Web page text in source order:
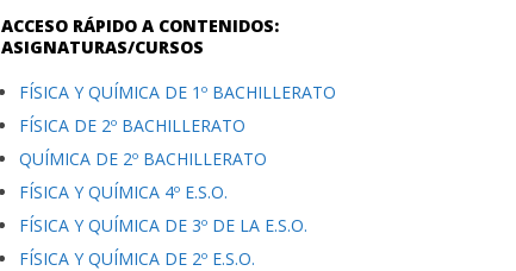
ACCESO RÁPIDO A CONTENIDOS:
ASIGNATURAS/CURSOS
FÍSICA Y QUÍMICA DE 1º BACHILLERATO
FÍSICA DE 2º BACHILLERATO
QUÍMICA DE 2º BACHILLERATO
FÍSICA Y QUÍMICA 4º E.S.O.
FÍSICA Y QUÍMICA DE 3º DE LA E.S.O.
FÍSICA Y QUÍMICA DE 2º E.S.O.